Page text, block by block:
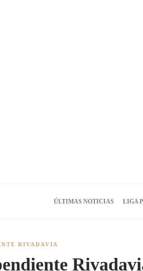
ÚLTIMAS NOTICIAS LIGA
RIVADAVIA